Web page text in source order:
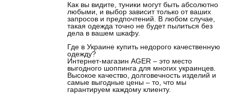
Как вы видите, туники могут быть абсолютно
любыми, и выбор зависит только от ваших
запросов и предпочтений. В любом случае,
такая одежда точно не будет пылиться без
дела в вашем шкафу.
Где в Украине купить недорого качественную
одежду?
Интернет-магазин AGER – это место
выгодного шоппинга для многих украинцев.
Высокое качество, долговечность изделий и
самые выгодные цены – то, что мы
гарантируем каждому клиенту.